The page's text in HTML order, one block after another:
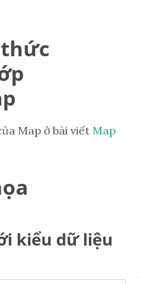
Map ở bài viếtMap
kiểu dữ liệu